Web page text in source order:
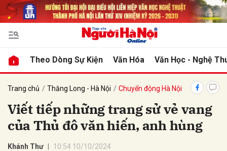
Theo Dòng Sự Kiện Văn Hóa Văn Học - Nghệ
Trang chủ Thăng Long - Hà Nội Chuyển động Hà Nội
Viết tiếp những trang sử vẻ vang
của Thủ đô văn hiến, anh hùng
Khánh Thư 10:54 10/10/2024
luận